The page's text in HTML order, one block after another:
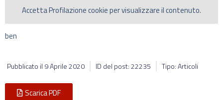
AccettaProfilazionecookie per visualizzare il contenuto.
ben
Pubblicato il 9 Aprile 2020 ID del post: 22235 Tipo: Articoli
Scarica PDF